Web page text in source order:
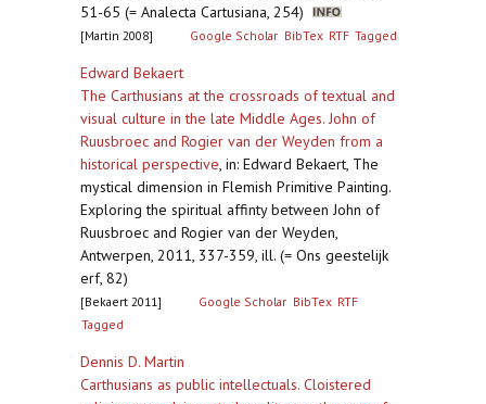
51-65 (= Analecta Cartusiana, 254)
[Martin 2008] Google Scholar BibTex RTF Tagged
Edward Bekaert
The Carthusians at the crossroads of textual and
visual culture in the late Middle Ages. John of
Ruusbroec and Rogier van der Weyden from a
historical perspective, in: Edward Bekaert, The
mystical dimension in Flemish Primitive Painting.
Exploring the spiritual affinty between John of
Ruusbroec and Rogier van der Weyden,
Antwerpen, 2011, 337-359, ill. (= Ons geestelijk
erf, 82)
[Bekaert 2011] Google Scholar BibTex RTF
Tagged
Dennis D. Martin
Carthusians as public intellectuals. Cloistered